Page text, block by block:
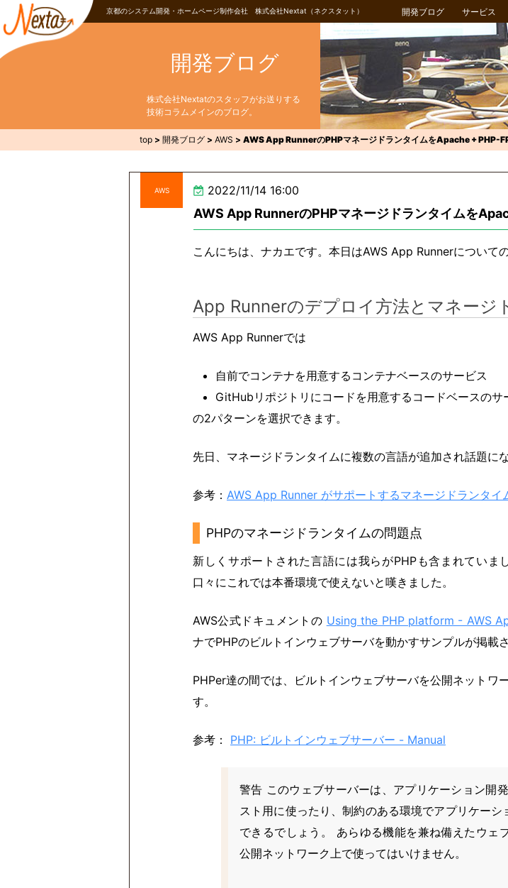
京都のシステム開発・ホームページ制作会社 株式会社Nextat（ネクスタット） 開発ブログ サービス
開発ブログ
株式会社Nextatのスタッフがお送りする
技術コラムメインのブログ。
top > 開発ブログ > AWS > AWS App RunnerのPHPマネージドランタイムをApache + PHP-
AWS 2022/11/14 16:00
AWS App RunnerのPHPマネージドランタイムを
こんにちは、ナカエです。本日はAWS App Runnerについての
App Runnerのデプロイ方法とマネージ
AWS App Runnerでは
自前でコンテナを用意するコンテナベースのサービス
GitHubリポジトリにコードを用意するコードベースのサ
の2パターンを選択できます。
先日、マネージドランタイムに複数の言語が追加され話題にな
参考： AWS App Runner がサポートするマネージドランタ
PHPのマネージドランタイムの問題点
新しくサポートされた言語には我らがPHPも含まれていま
口々にこれでは本番環境で使えないと嘆きました。
AWS公式ドキュメントの Using the PHP platform - AWS
ナでPHPのビルトインウェブサーバを動かすサンプルが掲載
PHPer達の間では、ビルトインウェブサーバを公開ネットワ
す。
参考： PHP: ビルトインウェブサーバー - Manual
警告 このウェブサーバーは、アプリケーション開
スト用に使ったり、制約のある環境でアプリケー
できるでしょう。 あらゆる機能を兼ね備えたウェ
公開ネットワーク上で使ってはいけません。